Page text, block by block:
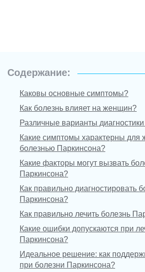
Содержание:
Каковы основные симптомы?
Как болезнь влияет на женщин?
Различные варианты
Какие симптомы характерны для
болезнью Паркинсона?
Какие факторы могут вызвать
Паркинсона?
Как правильно диагностировать
Паркинсона?
Как правильно лечить болезнь
Какие ошибки допускаются при
Паркинсона?
Идеальное решение: как
при болезни Паркинсона?